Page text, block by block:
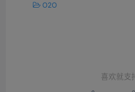
O2O
喜欢就支